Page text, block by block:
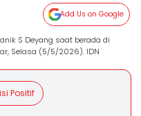
Add Us on Google
S Deyang saat berada di
Selasa (5/5/2026). IDN
Positif